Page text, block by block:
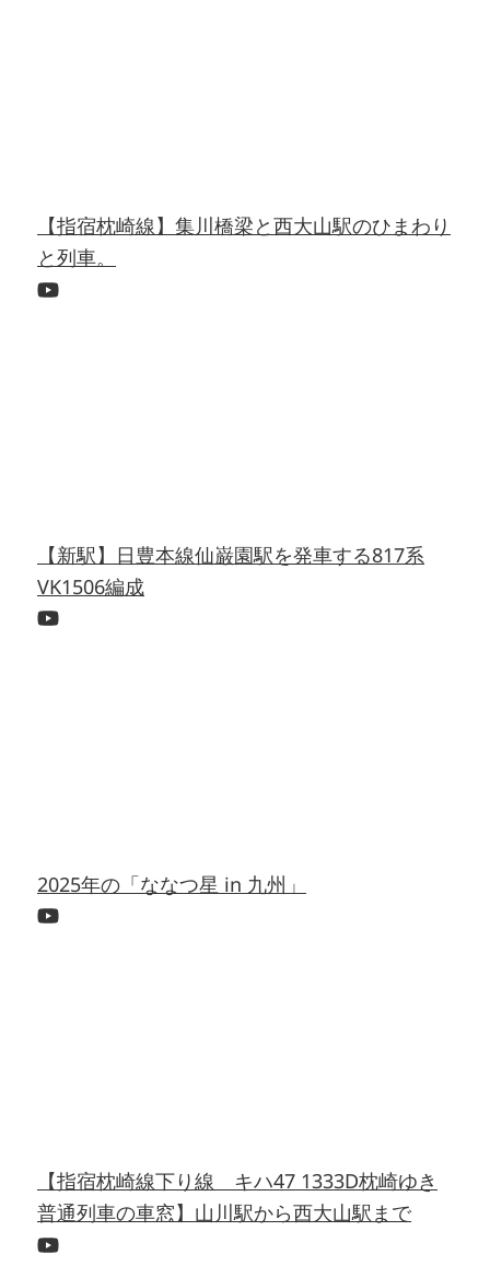
【指宿枕崎線】集川橋梁と西大山駅のひまわり
と列車。
【新駅】日豊本線仙巌園駅を発車する817系
VK1506編成
2025年の「ななつ星 in 九州」
【指宿枕崎線下り線 キハ47 1333D枕崎ゆき
普通列車の車窓】山川駅から西大山駅まで